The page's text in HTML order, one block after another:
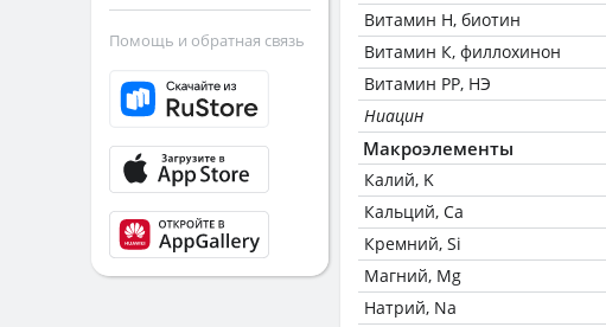
Витамин Н, биотин
Витамин К, филлохинон
Витамин РР, НЭ
Ниацин
Макроэлементы
Калий, K
Кальций, Ca
Кремний, Si
Магний, Mg
Натрий, Na
Помощь и обратная связь